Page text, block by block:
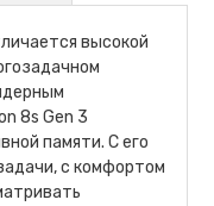
высокой
8s Gen 3
памяти. С его
с комфортом